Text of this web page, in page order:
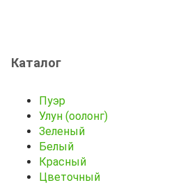
Каталог
Пуэр
Улун (оолонг)
Зеленый
Белый
Красный
Цветочный